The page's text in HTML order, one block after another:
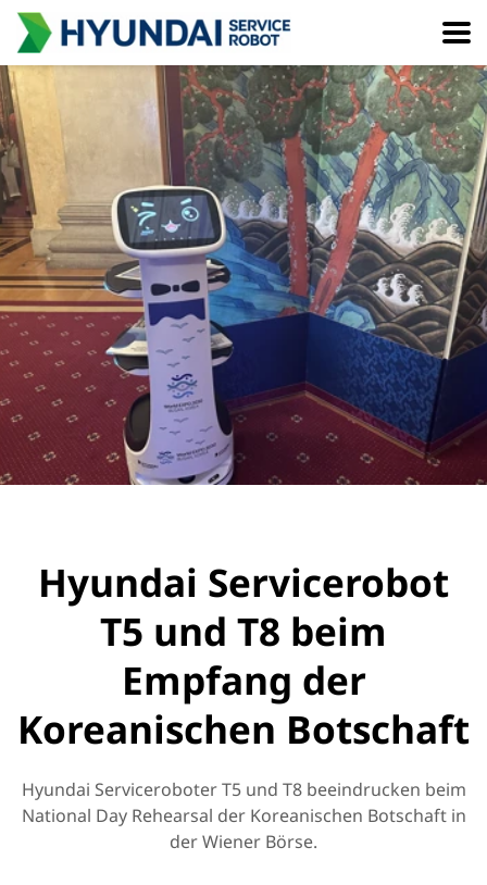
Hyundai Servicerobot
T5 und T8 beim
Empfang der
Koreanischen Botschaft
Hyundai Serviceroboter T5 und T8 beeindrucken beim
National Day Rehearsal der Koreanischen Botschaft in
der Wiener Börse.